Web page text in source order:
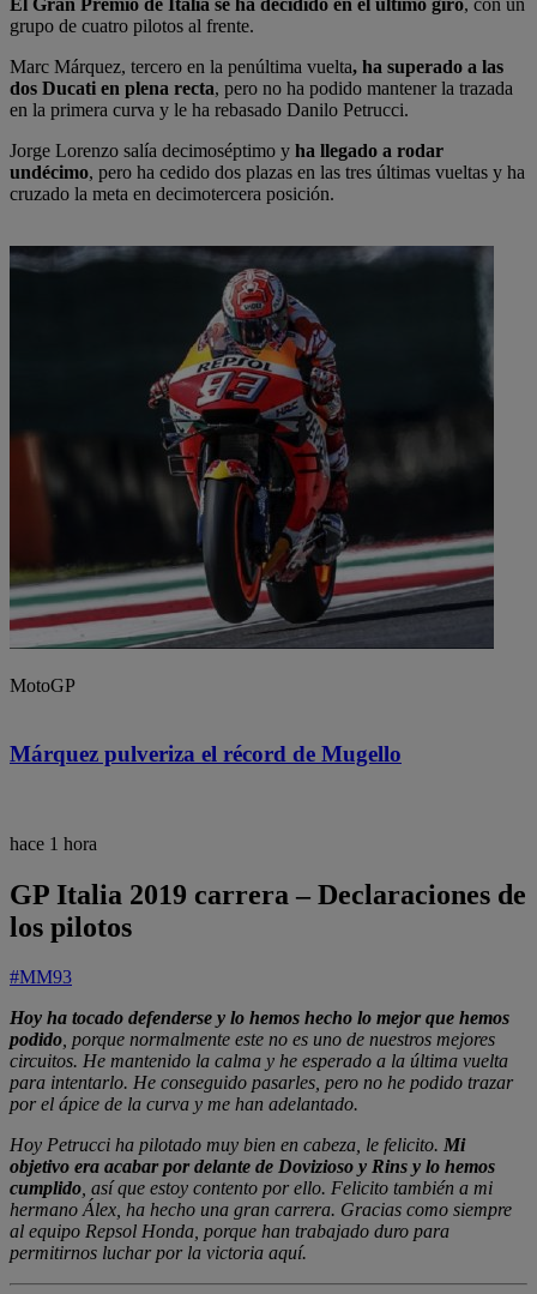
El Gran Premio de Italia se ha decidido en el último giro, con un
grupo de cuatro pilotos al frente.
Marc Márquez, tercero en la penúltima vuelta, ha superado a las
dos Ducati en plena recta, pero no ha podido mantener la trazada
en la primera curva y le ha rebasado Danilo Petrucci.
Jorge Lorenzo salía decimoséptimo y ha llegado a rodar
undécimo, pero ha cedido dos plazas en las tres últimas vueltas y ha
cruzado la meta en decimotercera posición.
MotoGP
Márquez pulveriza el récord de Mugello
hace 1 hora
GP Italia 2019 carrera – Declaraciones de
los pilotos
#MM93
Hoy ha tocado defenderse y lo hemos hecho lo mejor que hemos
podido, porque normalmente este no es uno de nuestros mejores
circuitos. He mantenido la calma y he esperado a la última vuelta
para intentarlo. He conseguido pasarles, pero no he podido trazar
por el ápice de la curva y me han adelantado.
Hoy Petrucci ha pilotado muy bien en cabeza, le felicito. Mi
objetivo era acabar por delante de Dovizioso y Rins y lo hemos
cumplido, así que estoy contento por ello. Felicito también a mi
hermano Álex, ha hecho una gran carrera. Gracias como siempre
al equipo Repsol Honda, porque han trabajado duro para
permitirnos luchar por la victoria aquí.